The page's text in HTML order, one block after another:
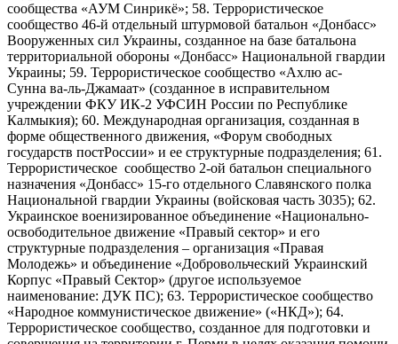
сообщества «АУМ Синрикё»; 58. Террористическое
сообщество 46-й отдельный штурмовой батальон «Донбасс»
Вооруженных сил Украины, созданное на базе батальона
территориальной обороны «Донбасс» Национальной гвардии
Украины; 59. Террористическое сообщество «Ахлю ас-
Сунна ва-ль-Джамаат» (созданное в исправительном
учреждении ФКУ ИК-2 УФСИН России по Республике
Калмыкия); 60. Международная организация, созданная в
форме общественного движения, «Форум свободных
государств постРоссии» и ее структурные подразделения; 61.
Террористическое сообщество 2-ой батальон специального
назначения «Донбасс» 15-го отдельного Славянского полка
Национальной гвардии Украины (войсковая часть 3035); 62.
Украинское военизированное объединение «Национально-
освободительное движение «Правый сектор» и его
структурные подразделения – организация «Правая
Молодежь» и объединение «Добровольческий Украинский
Корпус «Правый Сектор» (другое используемое
наименование: ДУК ПС); 63. Террористическое сообщество
«Народное коммунистическое движение» («НКД»); 64.
Террористическое сообщество, созданное для подготовки и